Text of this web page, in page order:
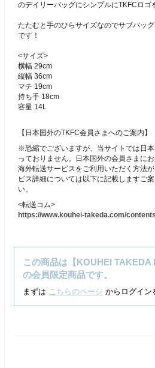
のデイリーバッグにシンプルにTKFCロゴ
たたむと手のひらサイズなのでサブバッ
です！
<サイズ>
横幅 29cm
縦幅 36cm
マチ 19cm
持ち手 18cm
容量 14L
【日本国外のTKFC会員さまへのご案内】
※恐縮でございますが、当サイトでは日
っておりません。日本国外の会員さまに
海外転送サービスをご利用いただく方法
ビス詳細については以下に記載しますご
い。
<転送コム>
https://www.kouhei-takeda.com/
この商品は【KOUHEI TAKEDA
の会員限定商品です。
まずは こちらのページ からログイン